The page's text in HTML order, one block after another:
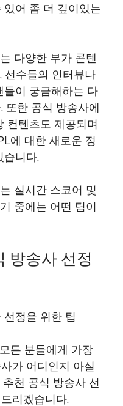
어 좀 더 깊이있는
다양한 부가 콘텐
선수들의 인터뷰나
이 궁금해하는 다
또한 공식 방송사에
컨텐츠도 제공되며
에 대한 새로운 정
습니다.
실시간 스코어 및
중에는 어떤 팀이
방송사 선정
정을 위한 팁
든 분들에게 가장
가 어디인지 아실
천 공식 방송사 선
리겠습니다.